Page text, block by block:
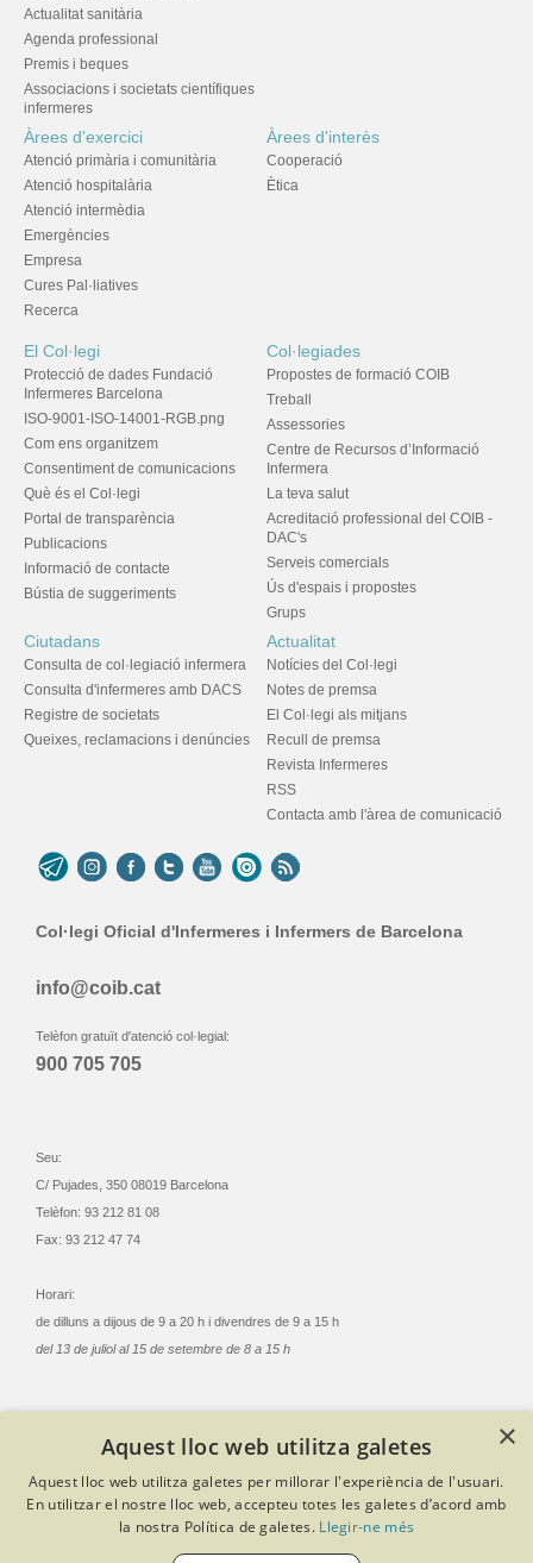
Actualitat sanitària
Agenda professional
Premis i beques
Associacions i societats científiques
infermeres
Àrees d'exercici
Atenció primària i comunitària
Atenció hospitalària
Atenció intermèdia
Emergències
Empresa
Cures Pal·liatives
Recerca
Àrees d'interès
Cooperació
Ètica
El Col·legi
Protecció de dades Fundació
Infermeres Barcelona
ISO-9001-ISO-14001-RGB.png
Com ens organitzem
Consentiment de comunicacions
Què és el Col·legi
Portal de transparència
Publicacions
Informació de contacte
Bústia de suggeriments
Col·legiades
Propostes de formació COIB
Treball
Assessories
Centre de Recursos d’Informació
Infermera
La teva salut
Acreditació professional del COIB -
DAC's
Serveis comercials
Ús d'espais i propostes
Grups
Ciutadans
Consulta de col·legiació infermera
Consulta d'infermeres amb DACS
Registre de societats
Queixes, reclamacions i denúncies
Actualitat
Notícies del Col·legi
Notes de premsa
El Col·legi als mitjans
Recull de premsa
Revista Infermeres
RSS
Contacta amb l'àrea de comunicació
Col·legi Oficial d'Infermeres i Infermers de Barcelona
info@coib.cat
Telèfon gratuït d'atenció col·legial:
900 705 705
Seu:
C/ Pujades, 350 08019 Barcelona
Telèfon: 93 212 81 08
Fax: 93 212 47 74
Horari:
de dilluns a dijous de 9 a 20 h i divendres de 9 a 15 h
del 13 de juliol al 15 de setembre de 8 a 15 h
Criteris de privacitat
Política de cookies
Avís legal
Política de qualitat
Desenvolupat amb Softeng Portal Builder
×
Aquest lloc web utilitza galetes
Aquest lloc web utilitza galetes per millorar l'experiència de l'usuari.
En utilitzar el nostre lloc web, accepteu totes les galetes d’acord amb
la nostra Política de galetes. Llegir-ne més